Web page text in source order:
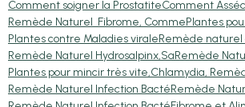
Comment soigner la ProstatiteComment
Remède Naturel Fibrome, CommePlantes
Plantes contre Maladies viraleRemède naturel
Remède Naturel Hydrosalpinx,SaRemède
Plantes pour mincir très vite,Chlamydia,
Remède Naturel Infection BactéRemède